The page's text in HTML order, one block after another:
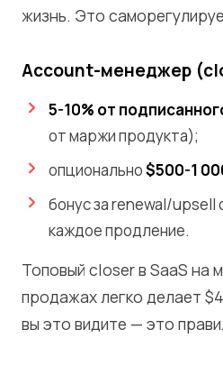
жизнь. Это
Account-менеджер
5-10% от
от маржи продукта);
опционально$500-1
бонус за renewal/upsell
каждое продление.
Топовый closer в SaaS на
продажах легко делает
вы это видите — это